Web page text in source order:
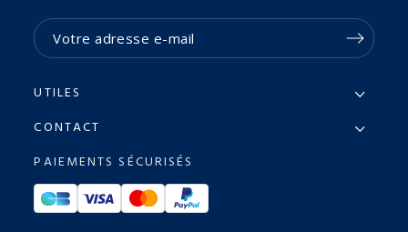
UTILES
CONTACT
PAIEMENTS SÉCURISÉS